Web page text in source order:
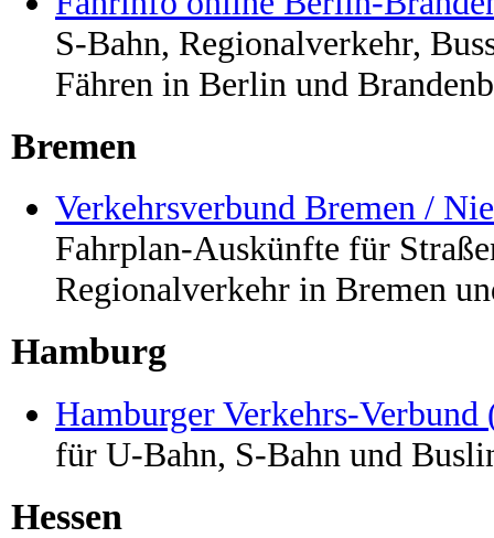
S-Bahn, Regionalverkehr,
Fähren in Berlin und
Bremen
Verkehrsverbund Bremen /
Fahrplan-Auskünfte für
Regionalverkehr in Bremen
Hamburg
Hamburger Verkehrs-
für U-Bahn, S-Bahn und
Hessen